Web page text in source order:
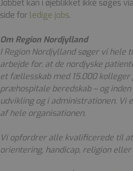
Jobbet kan i øjeblikket ikke søges
side for ledige jobs.
Om Region Nordjylland
I Region Nordjylland søger vi hele
arbejde for, at de nordjyske
et fællesskab med 15.000
præhospitale beredskab – og
udvikling og i administrationen.
af hele organisationen.
Vi opfordrer alle kvalificerede til
orientering, handicap, religion eller